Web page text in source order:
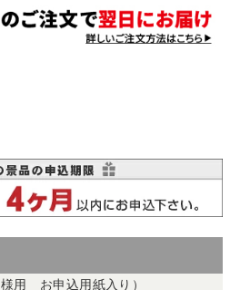
用 お申込用紙入り）